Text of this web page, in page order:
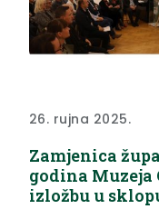
26. rujna 2025.
Zamjenica
godina Muzeja
izložbu u